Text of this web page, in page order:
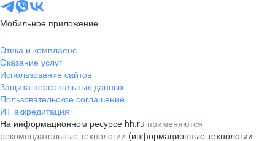
Мобильное приложение
Этика и комплаенс
Оказание услуг
Использование сайтов
Защита персональных данных
Пользовательское соглашение
ИТ аккредитация
На информационном ресурсе hh.ru применяются
рекомендательные технологии (информационные технологии